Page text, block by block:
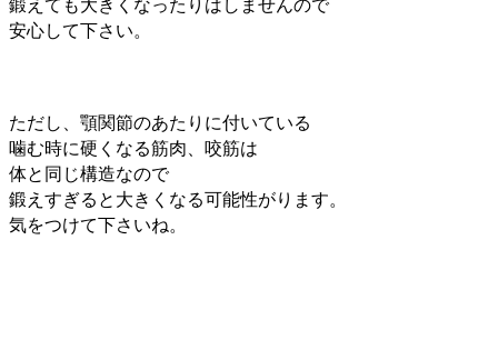
鍛えても大きくなったりはしませんので
安心して下さい。
ただし、顎関節のあたりに付いている
噛む時に硬くなる筋肉、咬筋は
体と同じ構造なので
鍛えすぎると大きくなる可能性がります。
気をつけて下さいね。